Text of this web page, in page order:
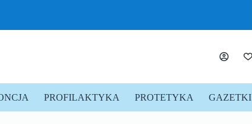
PROFILAKTYKA PROTETYKA GAZETKI